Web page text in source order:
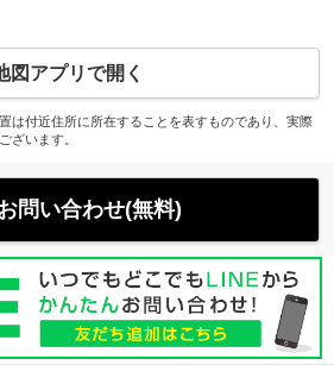
図アプリで開く
は付近住所に所在することを表すものであり、実際
ざいます。
問い合わせ(無料)